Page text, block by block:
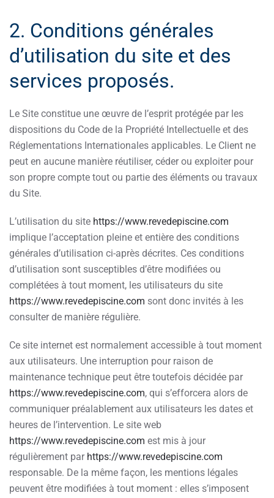
2. Conditions générales
d’utilisation du site et des
services proposés.
Le Site constitue une œuvre de l’esprit protégée par les
dispositions du Code de la Propriété Intellectuelle et des
Réglementations Internationales applicables. Le Client ne
peut en aucune manière réutiliser, céder ou exploiter pour
son propre compte tout ou partie des éléments ou travaux
du Site.
L’utilisation du site https://www.revedepiscine.com
implique l’acceptation pleine et entière des conditions
générales d’utilisation ci-après décrites. Ces conditions
d’utilisation sont susceptibles d’être modifiées ou
complétées à tout moment, les utilisateurs du site
https://www.revedepiscine.com sont donc invités à les
consulter de manière régulière.
Ce site internet est normalement accessible à tout moment
aux utilisateurs. Une interruption pour raison de
maintenance technique peut être toutefois décidée par
https://www.revedepiscine.com, qui s’efforcera alors de
communiquer préalablement aux utilisateurs les dates et
heures de l’intervention. Le site web
https://www.revedepiscine.com est mis à jour
régulièrement par https://www.revedepiscine.com
responsable. De la même façon, les mentions légales
peuvent être modifiées à tout moment : elles s’imposent